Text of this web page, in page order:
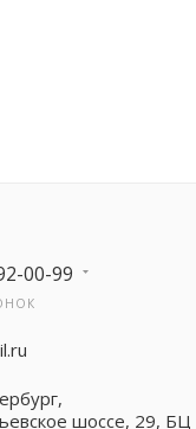
00-99
шоссе, 29, БЦ